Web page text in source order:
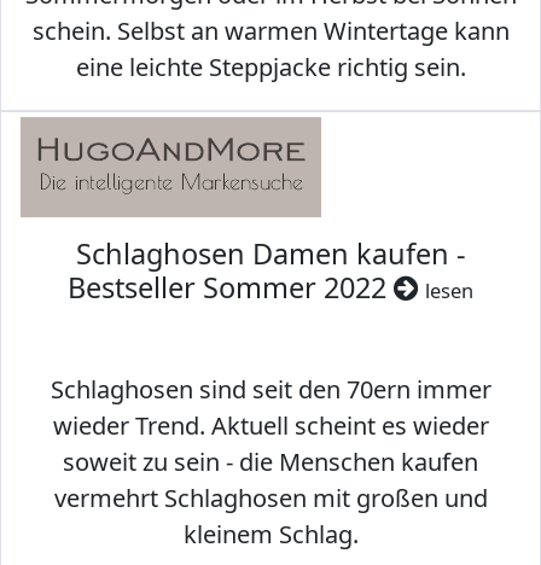
schein. Selbst an warmen Wintertage kann
eine leichte Steppjacke richtig sein.
Schlaghosen Damen kaufen -
Bestseller Sommer 2022
lesen
Schlaghosen sind seit den 70ern immer
wieder Trend. Aktuell scheint es wieder
soweit zu sein - die Menschen kaufen
vermehrt Schlaghosen mit großen und
kleinem Schlag.